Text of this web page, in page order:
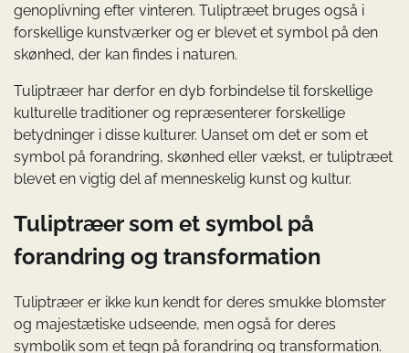
genoplivning efter vinteren. Tuliptræet bruges også i
forskellige kunstværker og er blevet et symbol på den
skønhed, der kan findes i naturen.
Tuliptræer har derfor en dyb forbindelse til forskellige
kulturelle traditioner og repræsenterer forskellige
betydninger i disse kulturer. Uanset om det er som et
symbol på forandring, skønhed eller vækst, er tuliptræet
blevet en vigtig del af menneskelig kunst og kultur.
Tuliptræer som et symbol på
forandring og transformation
Tuliptræer er ikke kun kendt for deres smukke blomster
og majestætiske udseende, men også for deres
symbolik som et tegn på forandring og transformation.